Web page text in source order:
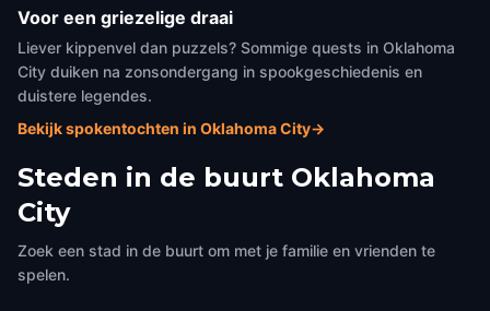
Voor een griezelige draai
Liever kippenvel dan puzzels? Sommige quests in Oklahoma
City duiken na zonsondergang in spookgeschiedenis en
duistere legendes.
Bekijk spokentochten in Oklahoma City→
Steden in de buurt Oklahoma
City
Zoek een stad in de buurt om met je familie en vrienden te
spelen.